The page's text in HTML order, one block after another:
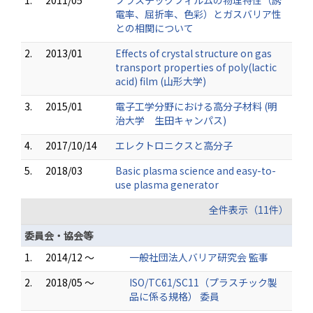
電率、屈折率、色彩）とガスバリア性
との相関について
2.
2013/01
Effects of crystal structure on gas
transport properties of poly(lactic
acid) film (山形大学)
3.
2015/01
電子工学分野における高分子材料 (明
治大学 生田キャンパス)
4.
2017/10/14
エレクトロニクスと高分子
5.
2018/03
Basic plasma science and easy-to-
use plasma generator
全件表示（11件）
委員会・協会等
1.
2014/12 ～
一般社団法人バリア研究会 監事
2.
2018/05 ～
ISO/TC61/SC11（プラスチック製
品に係る規格） 委員